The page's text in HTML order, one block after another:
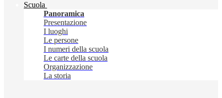
Scuola
Panoramica
Presentazione
I luoghi
Le persone
I numeri della scuola
Le carte della scuola
Organizzazione
La storia